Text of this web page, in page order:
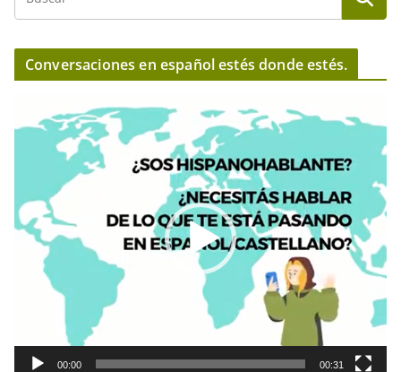
Conversaciones en español estés donde estés.
e
d
d
00:00 00:31